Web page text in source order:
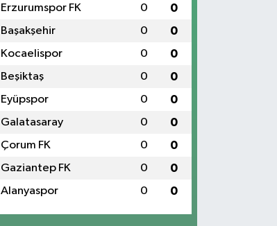
Erzurumspor FK 0 0
Başakşehir 0 0
Kocaelispor 0 0
Beşiktaş 0 0
Eyüpspor 0 0
Galatasaray 0 0
Çorum FK 0 0
Gaziantep FK 0 0
Alanyaspor 0 0